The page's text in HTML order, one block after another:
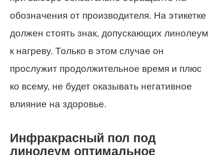
обозначения от производителя. На этикетке
должен стоять знак, допускающих линолеум
к нагреву. Только в этом случае он
прослужит продолжительное время и плюс
ко всему, не будет оказывать негативное
влияние на здоровье.
Инфракрасный пол под
линолеум оптимальное